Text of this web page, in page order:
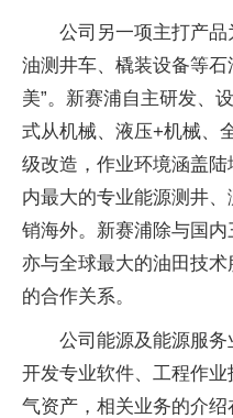
公司另一项主打产
油测井车、橇装设备等
美”。新赛浦自主研发、
式从机械、液压+机械、
级改造，作业环境涵盖
内最大的专业能源测井
销海外。新赛浦除与国内
亦与全球最大的油田技
的合作关系。
公司能源及能源服
开发专业软件、工程作
气资产，相关业务的介